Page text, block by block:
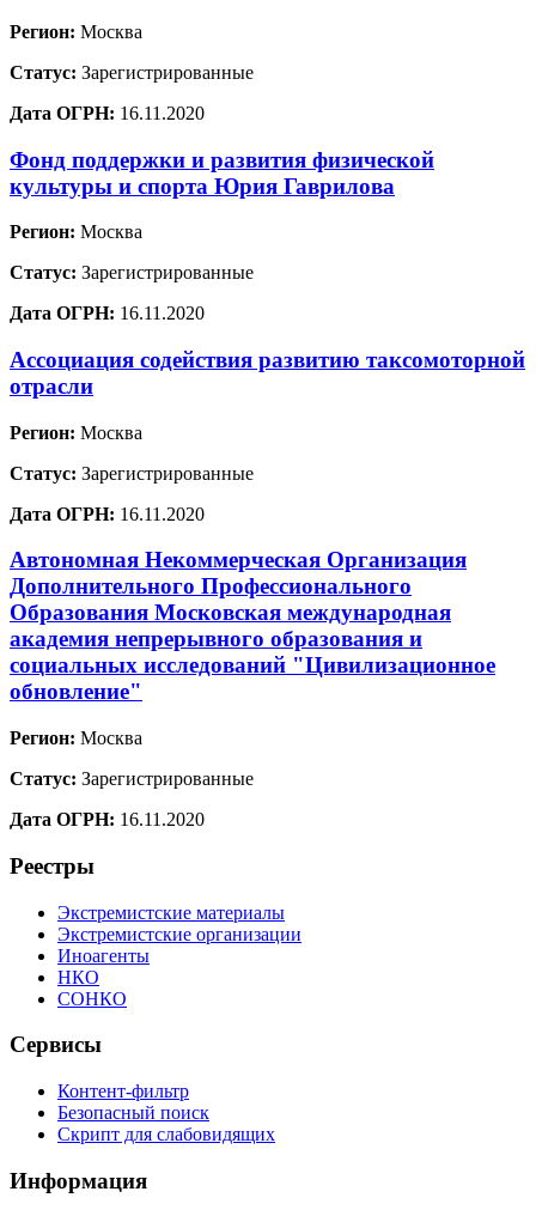
Регион: Москва
Статус: Зарегистрированные
Дата ОГРН: 16.11.2020
Фонд поддержки и развития физической
культуры и спорта Юрия Гаврилова
Регион: Москва
Статус: Зарегистрированные
Дата ОГРН: 16.11.2020
Ассоциация содействия развитию таксомоторной
отрасли
Регион: Москва
Статус: Зарегистрированные
Дата ОГРН: 16.11.2020
Автономная Некоммерческая Организация
Дополнительного Профессионального
Образования Московская международная
академия непрерывного образования и
социальных исследований "Цивилизационное
обновление"
Регион: Москва
Статус: Зарегистрированные
Дата ОГРН: 16.11.2020
Реестры
Экстремистские материалы
Экстремистские организации
Иноагенты
НКО
СОНКО
Сервисы
Контент-фильтр
Безопасный поиск
Скрипт для слабовидящих
Информация